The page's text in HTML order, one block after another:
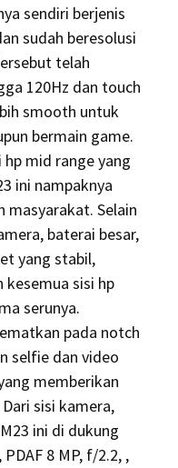
sendiri berjenis
sudah beresolusi
telah
120Hz dan touch
smooth untuk
bermain game.
mid range yang
ini nampaknya
masyarakat. Selain
baterai besar,
yang stabil,
sisi hp
serunya.
pada notch
selfie dan video
memberikan
sisi kamera,
ini di dukung
8 MP, f/2.2, ,